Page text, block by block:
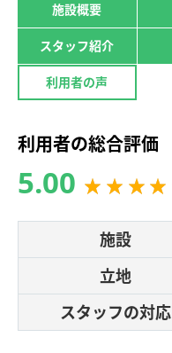
施設概要
スタッフ紹介
利用者の声
利用者の総合評価
5.00
施設
立地
スタッフの対応